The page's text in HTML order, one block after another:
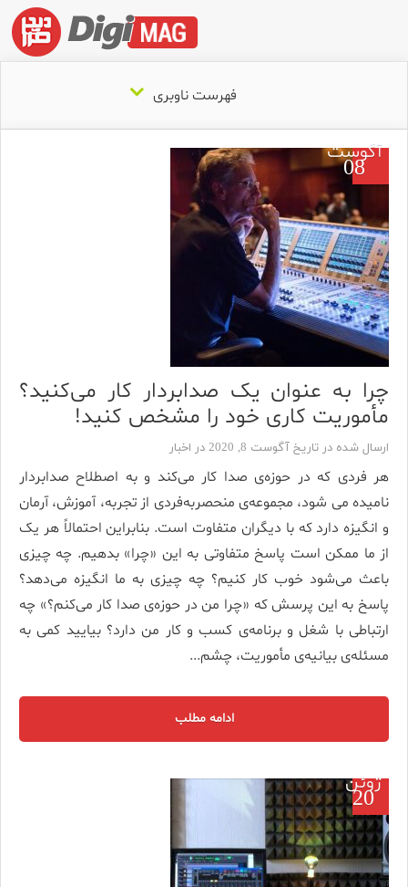
فهرست ناوبری
آگوست
08
چرا به عنوان یک صدابردار کار می‌کنید؟
مأموریت کاری خود را مشخص کنید!
ارسال شده در تاریخ آگوست 8, 2020 در اخبار
هر فردی که در حوزه‌ی صدا کار می‌کند و به اصطلاح صدابردار
نامیده می شود، مجموعه‌ی منحصربه‌فردی از تجربه، آموزش، آرمان
و انگیزه دارد که با دیگران متفاوت است. بنابراین احتمالاً هر یک
از ما ممکن است پاسخ متفاوتی به این «چرا» بدهیم. چه چیزی
باعث می‌شود خوب کار کنیم؟ چه چیزی به ما انگیزه می‌دهد؟
پاسخ به این پرسش که «چرا من در حوزه‌ی صدا کار می‌کنم؟» چه
ارتباطی با شغل و برنامه‌ی کسب و کار من دارد؟ بیایید کمی به
مسئله‌ی بیانیه‌ی مأموریت، چشم...
ادامه مطلب
ژوئن
20